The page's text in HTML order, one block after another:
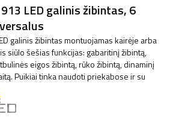
LED galinis žibintas, 6
galinis žibintas montuojamas kairėje arba
siūlo šešias funkcijas: gabaritinį žibintą,
eigos žibintą, rūko žibintą, dinaminį
Puikiai tinka naudoti priekabose ir su